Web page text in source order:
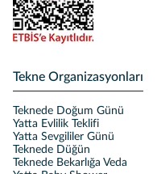
Tekne Organizasyonları
Teknede Doğum Günü
Yatta Evlilik Teklifi
Yatta Sevgililer Günü
Teknede Düğün
Teknede Bekarlığa Veda